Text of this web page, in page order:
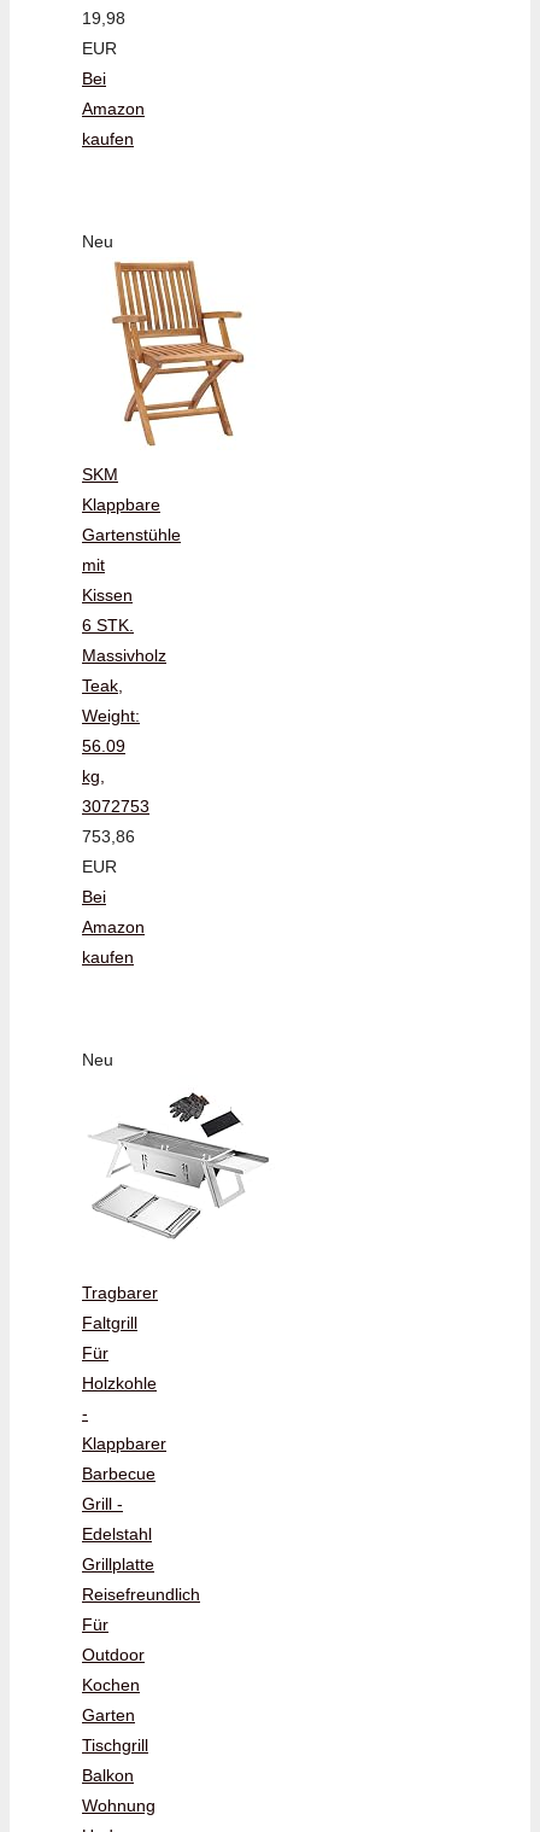
19,98
EUR
Bei
Amazon
kaufen
Neu
SKM
Klappbare
Gartenstühle
mit
Kissen
6 STK.
Massivholz
Teak,
Weight:
56.09
kg,
3072753
753,86
EUR
Bei
Amazon
kaufen
Neu
Tragbarer
Faltgrill
Für
Holzkohle
-
Klappbarer
Barbecue
Grill -
Edelstahl
Grillplatte
Reisefreundlich
Für
Outdoor
Kochen
Garten
Tischgrill
Balkon
Wohnung